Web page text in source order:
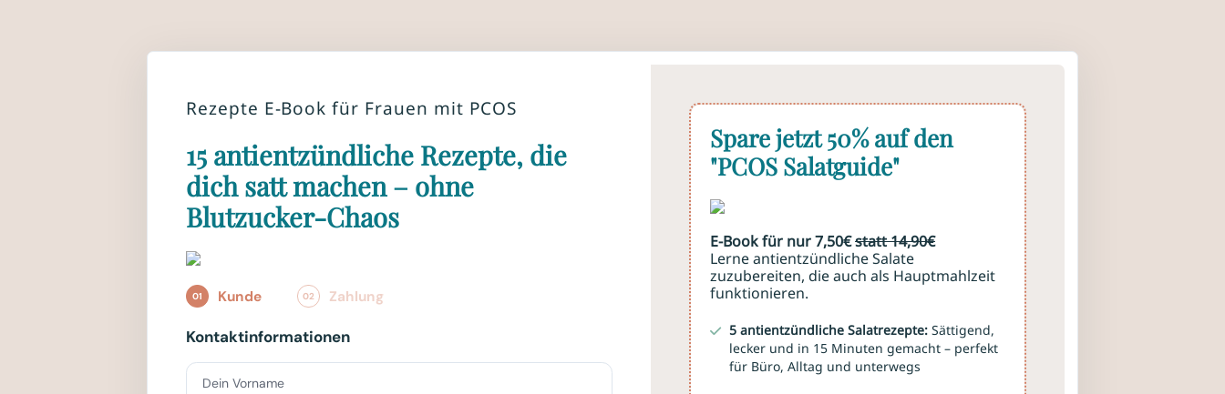
Rezepte E-Book für Frauen mit PCOS
15 antientzündliche Rezepte, die
dich satt machen – ohne
Blutzucker-Chaos
01 Kunde 02 Zahlung
Kontaktinformationen
Dein Vorname
Spare jetzt 50% auf den
"PCOS Salatguide"
E-Book für nur 7,50€statt 14,90€
Lerne antientzündliche Salate
zuzubereiten, die auch als Hauptmahlzeit
funktionieren.
5 antientzündliche Salatrezepte: Sättigend,
lecker und in 15 Minuten gemacht – perfekt
für Büro, Alltag und unterwegs